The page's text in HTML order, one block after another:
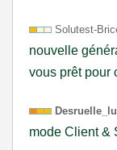
Solutest-
nouvelle
vous prêt pour
mode Client &